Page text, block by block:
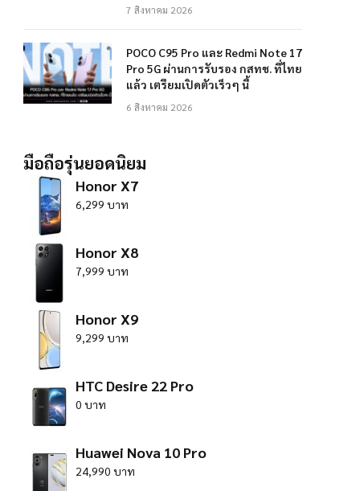
7 สิงหาคม 2026
POCO C95 Pro และ Redmi Note 17
Pro 5G ผ่านการรับรอง กสทช. ที่ไทย
แล้ว เตรียมเปิดตัวเร็วๆ นี้
6 สิงหาคม 2026
มือถือรุ่นยอดนิยม
Honor X7
6,299 บาท
Honor X8
7,999 บาท
Honor X9
9,299 บาท
HTC Desire 22 Pro
0 บาท
Huawei Nova 10 Pro
24,990 บาท